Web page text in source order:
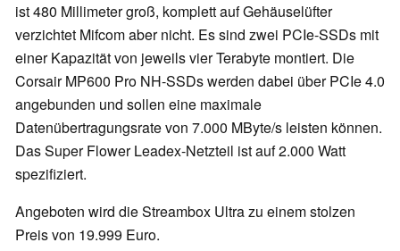
ist 480 Millimeter groß, komplett auf Gehäuselüfter
verzichtet Mifcom aber nicht. Es sind zwei PCIe-SSDs mit
einer Kapazität von jeweils vier Terabyte montiert. Die
Corsair MP600 Pro NH-SSDs werden dabei über PCIe 4.0
angebunden und sollen eine maximale
Datenübertragungsrate von 7.000 MByte/s leisten können.
Das Super Flower Leadex-Netzteil ist auf 2.000 Watt
spezifiziert.
Angeboten wird die Streambox Ultra zu einem stolzen
Preis von 19.999 Euro.